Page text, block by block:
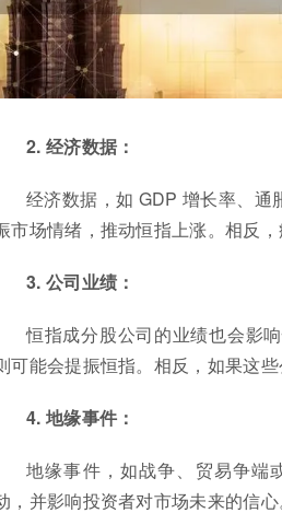
2. 经济数据：
经济数据，如 GDP 增长率、通
市场情绪，推动恒指上涨。相反
3. 公司业绩：
恒指成分股公司的业绩也会影
可能会提振恒指。相反，如果这
4. 地缘事件：
地缘事件，如战争、贸易争端
，并影响投资者对市场未来的信心